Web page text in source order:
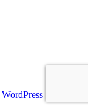
WordPress